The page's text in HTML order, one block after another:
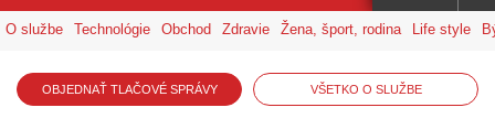
O službe Technológie Obchod Zdravie Žena, šport, rodina Life style
OBJEDNAŤ TLAČOVÉ SPRÁVY VŠETKO O SLUŽBE